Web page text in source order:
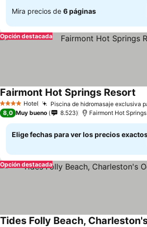
Mira precios de 6 páginas
Opción destacada
4 EstrellasHotel Piscina de hidromasaje exclusiva
Fairmont Hot Springs Resort
8,0 Muy bueno 8.523 Fairmont Hot Springs
Elige fechas para ver los precios
Opción destacada